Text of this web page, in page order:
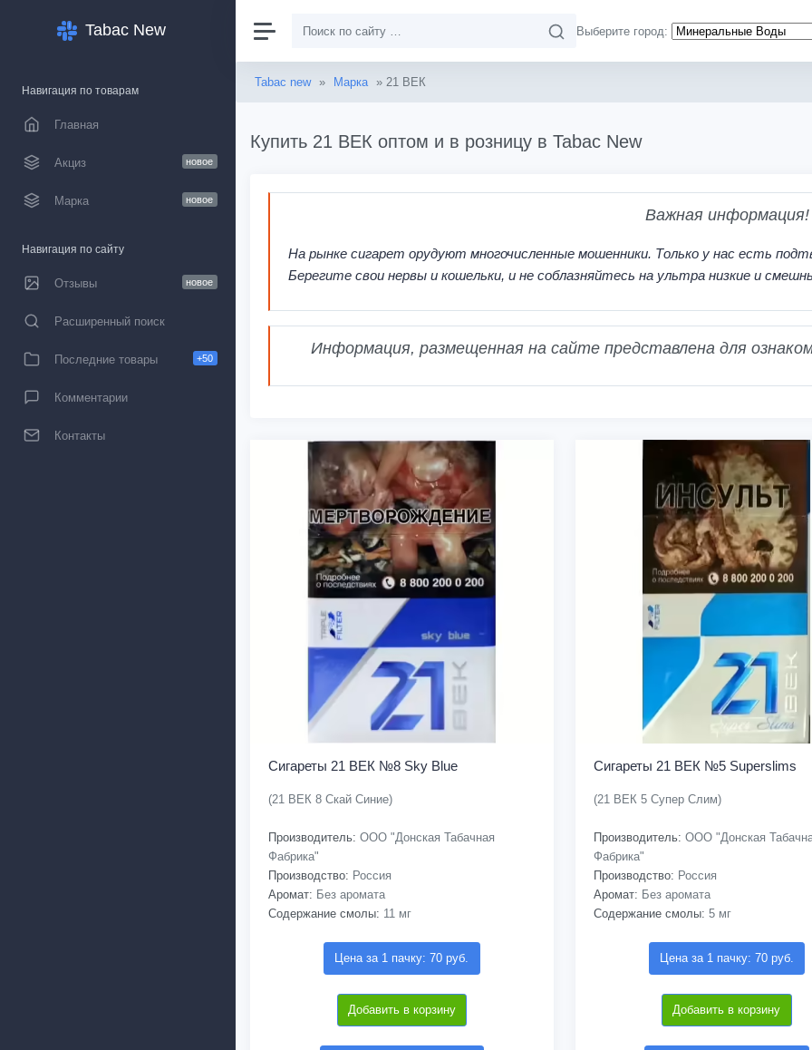
Tabac New
Навигация по товарам
Главная
Акциз новое
Марка новое
Навигация по сайту
Отзывы новое
Расширенный поиск
Последние товары +50
Комментарии
Контакты
Выберите город:
Tabac new » Марка » 21 ВЕК
Купить 21 ВЕК оптом и в розницу в Tabac New
Важная информация!
На рынке сигарет орудуют многочисленные мошенники. Только у нас есть
Берегите свои нервы и кошельки, и не соблазняйтесь на ультра низкие и
Информация, размещенная на сайте представлена для
Сигареты 21 ВЕК №8 Sky Blue
(21 ВЕК 8 Скай Синие)
Производитель: ООО "Донская Табачная
Фабрика"
Производство: Россия
Аромат: Без аромата
Содержание смолы: 11 мг
Цена за 1 пачку: 70 руб.
Добавить в корзину
Сигареты 21 ВЕК №5 Superslims
(21 ВЕК 5 Супер Слим)
Производитель: ООО "Донская
Фабрика"
Производство: Россия
Аромат: Без аромата
Содержание смолы: 5 мг
Цена за 1 пачку: 70 руб.
Добавить в корзину